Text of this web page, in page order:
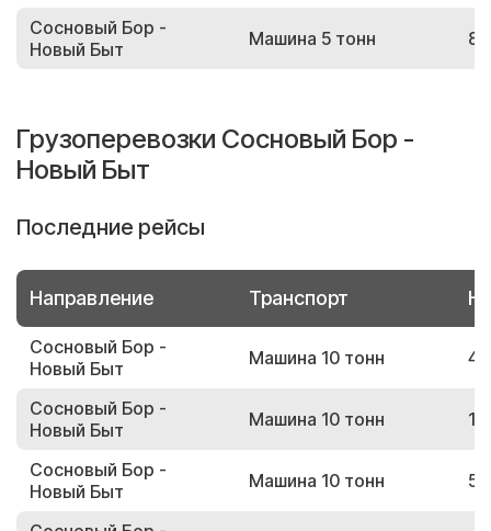
Сосновый Бор -
Новый Быт
Машина 5 тонн
Грузоперевозки Сосновый Бор -
Новый Быт
Последние рейсы
Направление Транспорт
Сосновый Бор -
Новый Быт
Машина 10 тонн
Сосновый Бор -
Новый Быт
Машина 10 тонн
Сосновый Бор -
Новый Быт
Машина 10 тонн